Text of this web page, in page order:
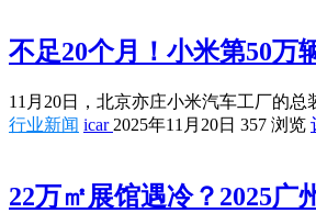
不足20个月！小米第50万
11月20日，北京亦庄小米汽车工厂的
行业新闻 icar 2025年11月20日 357 浏览
22万㎡展馆遇冷？2025广